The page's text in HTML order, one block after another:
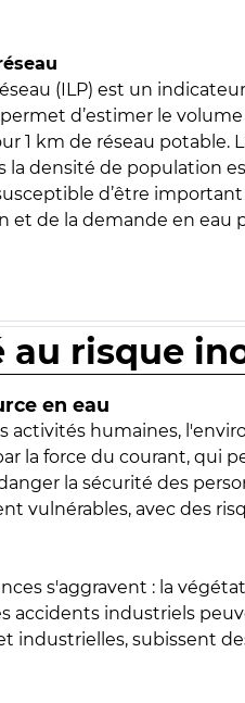
(ILP) est un
d’estimer le volume
1 km de réseau potable.
la densité de population
d’être
et de la demande en eau
risque
en eau
activités humaines,
la force du courant, qui
la sécurité des
vulnérables, avec des
s'aggravent : la
accidents industriels
industrielles, subissent